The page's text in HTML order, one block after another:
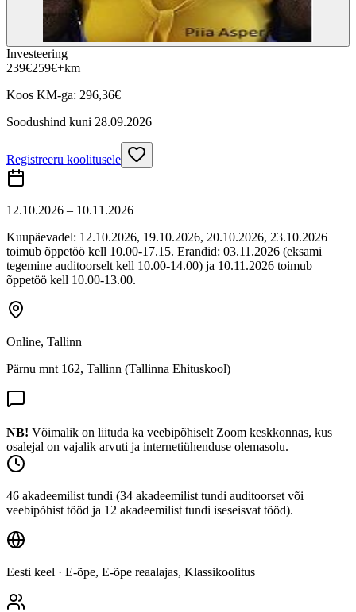
Investeering
239€259€+km
Koos KM-ga: 296,36€
Soodushind kuni 28.09.2026
Registreeru koolitusele
12.10.2026 – 10.11.2026
Kuupäevadel: 12.10.2026, 19.10.2026, 20.10.2026, 23.10.2026
toimub õppetöö kell 10.00-17.15. Erandid: 03.11.2026 (eksami
tegemine auditoorselt kell 10.00-14.00) ja 10.11.2026 toimub
õppetöö kell 10.00-13.00.
Online, Tallinn
Pärnu mnt 162, Tallinn (Tallinna Ehituskool)
NB! Võimalik on liituda ka veebipõhiselt Zoom keskkonnas, kus
osalejal on vajalik arvuti ja internetiühenduse olemasolu.
46 akadeemilist tundi (34 akadeemilist tundi auditoorset või
veebipõhist tööd ja 12 akadeemilist tundi iseseisvat tööd).
Eesti keel · E-õpe, E-õpe reaalajas, Klassikoolitus